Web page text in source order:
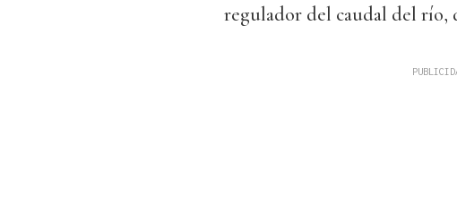
regulador del caudal del río,